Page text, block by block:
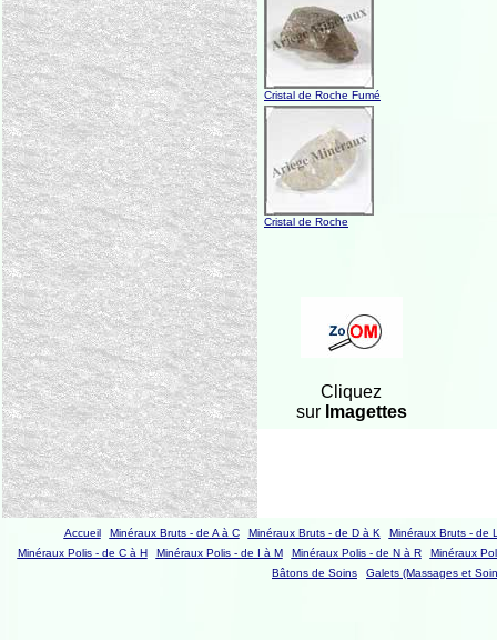
Cristal de Roche Fumé
Cristal de Roche
Cliquez
surImagettes
Accueil Minéraux Bruts - de A à C Minéraux Bruts - de D à K
Minéraux Bruts - de
Minéraux Polis - de C à H
Minéraux Polis - de I à M Minéraux Polis - de N à R
Minéraux
Bâtons de Soins
Galets (Massages et